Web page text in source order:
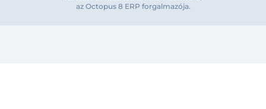
az Octopus 8 ERP forgalmazója.